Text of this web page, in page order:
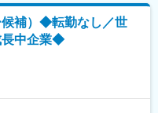
リジナリティの追求。業歴と
には50周年）、自己資本比率
を進めるため、異業種からの
知識を得ることができます。
候補）◆転勤なし／世
長中企業◆